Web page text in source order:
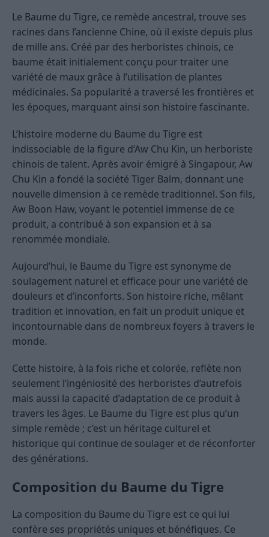
Le Baume du Tigre, ce remède ancestral, trouve ses
racines dans l’ancienne Chine, où il existe depuis plus
de mille ans. Créé par des herboristes chinois, ce
baume était initialement conçu pour traiter une
variété de maux grâce à l’utilisation de plantes
médicinales. Sa popularité a traversé les frontières et
les époques, marquant ainsi son histoire fascinante.
L’histoire moderne du Baume du Tigre est
indissociable de la figure d’Aw Chu Kin, un herboriste
chinois de talent. Après avoir émigré à Singapour, Aw
Chu Kin a fondé la société Tiger Balm, donnant une
nouvelle dimension à ce remède traditionnel. Son fils,
Aw Boon Haw, voyant le potentiel immense de ce
produit, a contribué à son expansion et à sa
renommée mondiale.
Aujourd’hui, le Baume du Tigre est synonyme de
soulagement naturel et efficace pour une variété de
douleurs et d’inconforts. Son histoire riche, mêlant
tradition et innovation, en fait un produit unique et
incontournable dans de nombreux foyers à travers le
monde.
Cette histoire, à la fois riche et colorée, reflète non
seulement l’ingéniosité des herboristes d’autrefois
mais aussi la capacité d’adaptation de ce produit à
travers les âges. Le Baume du Tigre est plus qu’un
simple remède ; c’est un héritage culturel et
historique qui continue de soulager et de réconforter
des générations.
Composition du Baume du Tigre
La composition du Baume du Tigre est ce qui lui
confère ses propriétés uniques et bénéfiques. Ce